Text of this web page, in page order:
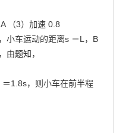
（3）加速 0.8
小车运动的距离s ＝L，B
由题知，
1.8s，则小车在前半程